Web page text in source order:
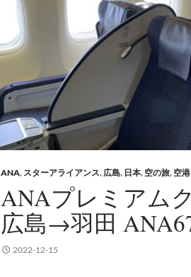
ANA, スターアライアンス, 広島, 日本, 空の旅, 空
ANAプレミアム
広島→羽田
2022-12-15